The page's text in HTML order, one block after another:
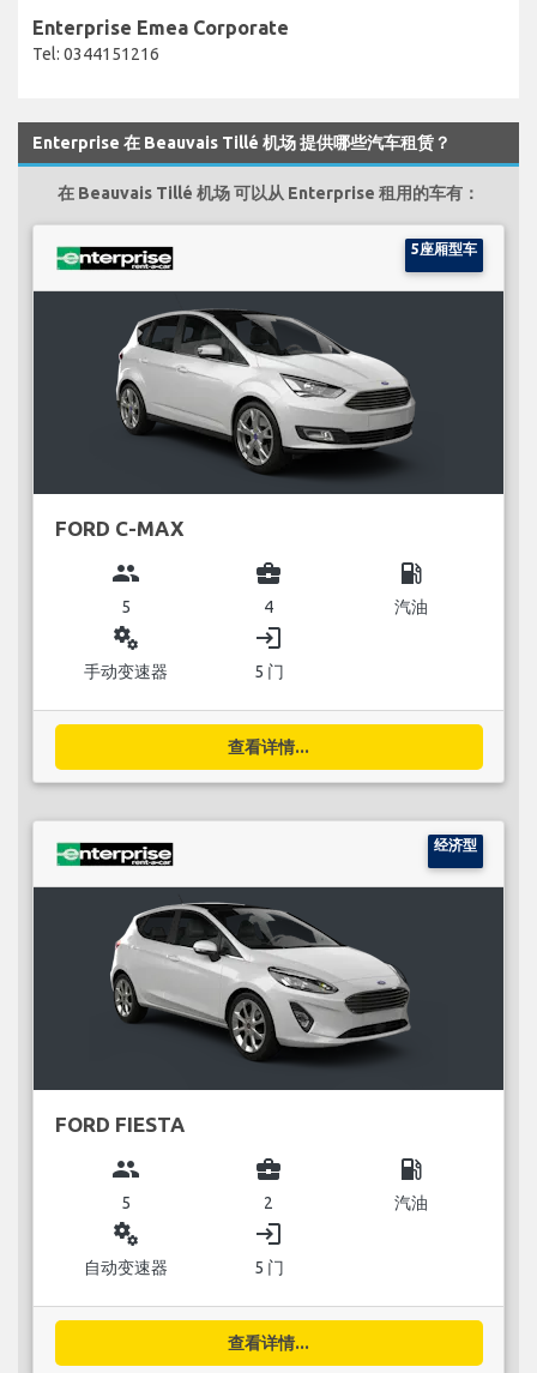
Enterprise Emea Corporate
Tel: 0344151216
Enterprise 在 Beauvais Tillé 机场 提供哪些汽车租赁？
在 Beauvais Tillé 机场 可以从 Enterprise 租用的车有：
5座厢型车
FORD C-MAX
group
5
business_center
4
local_gas_station
汽油
miscellaneous_services
手动变速器
login
5 门
查看详情...
经济型
FORD FIESTA
group
5
business_center
2
local_gas_station
汽油
miscellaneous_services
自动变速器
login
5 门
查看详情...